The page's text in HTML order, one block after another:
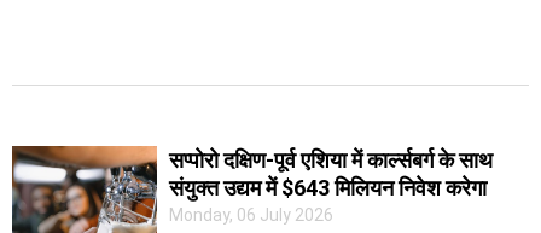
सप्पोरो दक्षिण-पूर्व एशिया में कार्ल्सबर्ग के साथ
संयुक्त उद्यम में $643 मिलियन निवेश करेगा
Monday, 06 July 2026